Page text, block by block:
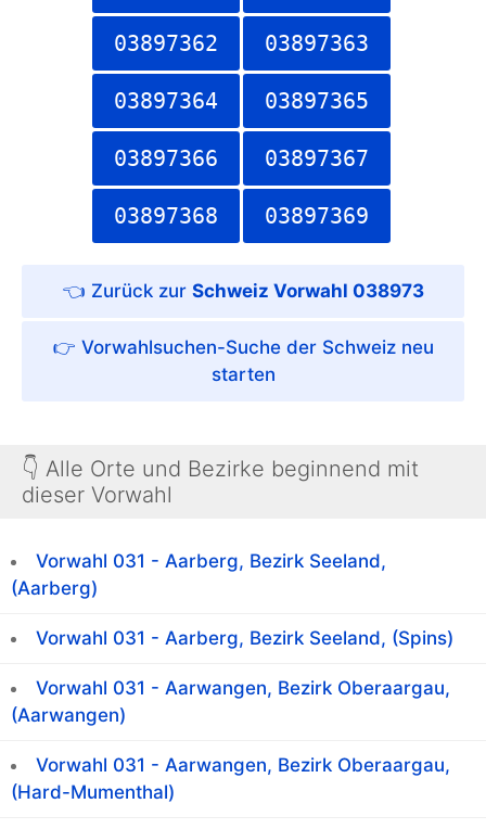
03897362 03897363
03897364 03897365
03897366 03897367
03897368 03897369
Schweiz Vorwahl 038973
Vorwahlsuchen-Suche der Schweiz
👇 Alle Orte und Bezirke beginnend mit
dieser Vorwahl
Vorwahl 031 - Aarberg, Bezirk Seeland,
(Aarberg)
Vorwahl 031 - Aarberg, Bezirk Seeland, (Spins)
Vorwahl 031 - Aarwangen, Bezirk Oberaargau,
(Aarwangen)
Vorwahl 031 - Aarwangen, Bezirk Oberaargau,
(Hard-Mumenthal)